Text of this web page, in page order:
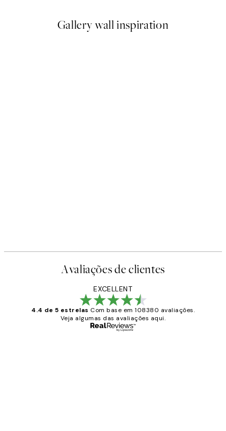
Gallery wall inspiration
Avaliações de clientes
EXCELLENT
4.4 de 5 estrelas Com base em 108380 avaliações.
Veja algumas das avaliações aqui.